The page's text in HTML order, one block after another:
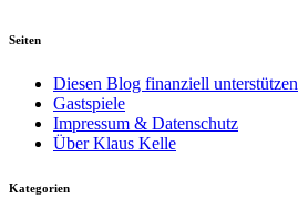
Seiten
Diesen Blog finanziell unterstützen
Gastspiele
Impressum & Datenschutz
Über Klaus Kelle
Kategorien